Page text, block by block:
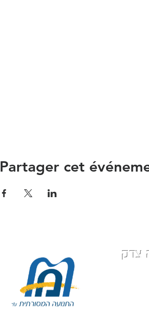
Partager cet
צדק